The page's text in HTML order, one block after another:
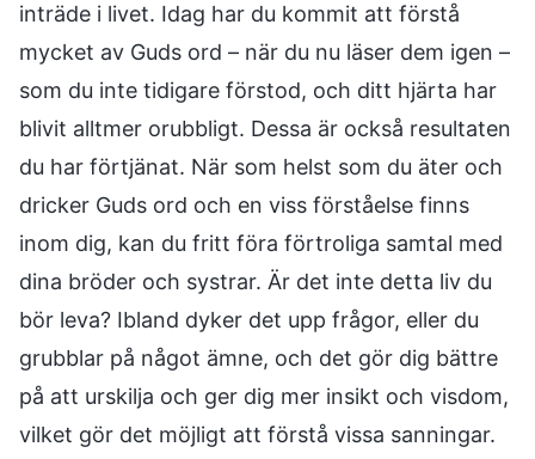
inträde i livet. Idag har du kommit att förstå
mycket av Guds ord – när du nu läser dem igen –
som du inte tidigare förstod, och ditt hjärta har
blivit alltmer orubbligt. Dessa är också resultaten
du har förtjänat. När som helst som du äter och
dricker Guds ord och en viss förståelse finns
inom dig, kan du fritt föra förtroliga samtal med
dina bröder och systrar. Är det inte detta liv du
bör leva? Ibland dyker det upp frågor, eller du
grubblar på något ämne, och det gör dig bättre
på att urskilja och ger dig mer insikt och visdom,
vilket gör det möjligt att förstå vissa sanningar.